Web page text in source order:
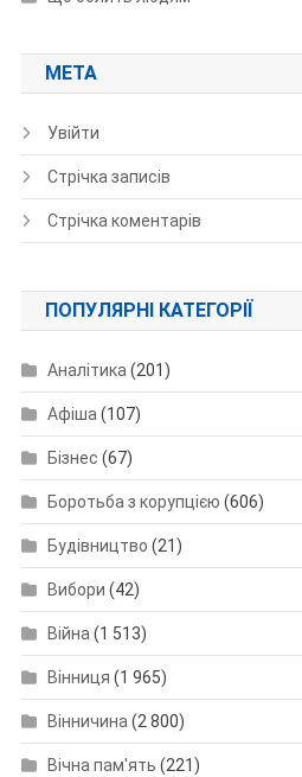
МЕТА
Увійти
Стрічка записів
Стрічка коментарів
ПОПУЛЯРНІ КАТЕГОРІЇ
Аналітика (201)
Афіша (107)
Бізнес (67)
Боротьба з корупцією (606)
Будівництво (21)
Вибори (42)
Війна (1 513)
Вінниця (1 965)
Вінничина (2 800)
Вічна пам'ять (221)